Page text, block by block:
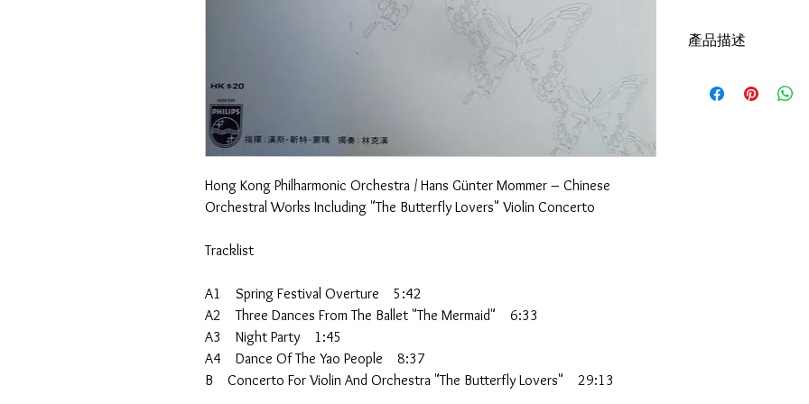
Hong Kong Philharmonic Orchestra / Hans Günter Mommer ‎– Chinese
Orchestral Works Including "The Butterfly Lovers" Violin Concerto
Tracklist
A1 Spring Festival Overture 5:42
A2 Three Dances From The Ballet "The Mermaid" 6:33
A3 Night Party 1:45
A4 Dance Of The Yao People 8:37
B Concerto For Violin And Orchestra "The Butterfly Lovers" 29:13
產品描述
Sleeve Condition: EX++